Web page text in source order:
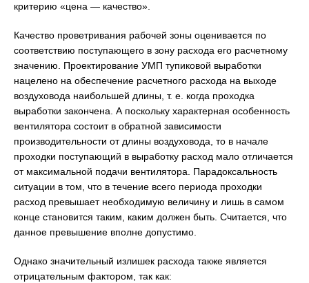
критерию «цена — качество».
Качество проветривания рабочей зоны оценивается по
соответствию поступающего в зону расхода его расчетному
значению. Проектирование УМП тупиковой выработки
нацелено на обеспечение расчетного расхода на выходе
воздуховода наибольшей длины, т. е. когда проходка
выработки закончена. А поскольку характерная особенность
вентилятора состоит в обратной зависимости
производительности от длины воздуховода, то в начале
проходки поступающий в выработку расход мало отличается
от максимальной подачи вентилятора. Парадоксальность
ситуации в том, что в течение всего периода проходки
расход превышает необходимую величину и лишь в самом
конце становится таким, каким должен быть. Считается, что
данное превышение вполне допустимо.
Однако значительный излишек расхода также является
отрицательным фактором, так как: